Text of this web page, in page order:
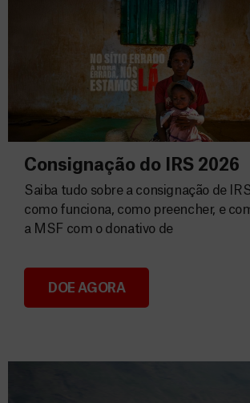
Consignação do IRS
Consignação do IRS 2026
Saiba tudo sobre a consignação de
como funciona, como preencher, e
a MSF com o donativo de
DOE AGORA